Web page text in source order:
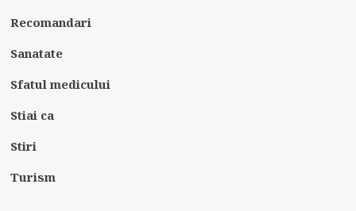
Recomandari
Sanatate
Sfatul medicului
Stiai ca
Stiri
Turism